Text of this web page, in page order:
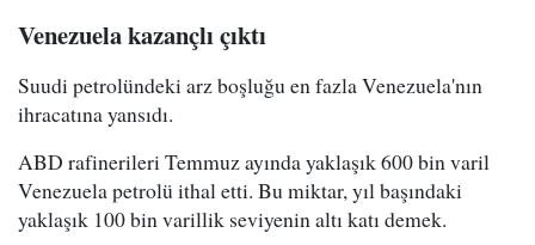
Venezuela kazançlı çıktı
Suudi petrolündeki arz boşluğu en fazla Venezuela'nın
ihracatına yansıdı.
ABD rafinerileri Temmuz ayında yaklaşık 600 bin varil
Venezuela petrolü ithal etti. Bu miktar, yıl başındaki
yaklaşık 100 bin varillik seviyenin altı katı demek.